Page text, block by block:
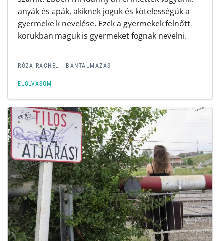
anyák és apák, akiknek joguk és kötelességük a
gyermekeik nevelése. Ezek a gyermekek felnőtt
korukban maguk is gyermeket fognak nevelni.
RÓZA RÁCHEL | BÁNTALMAZÁS
ELOLVASOM